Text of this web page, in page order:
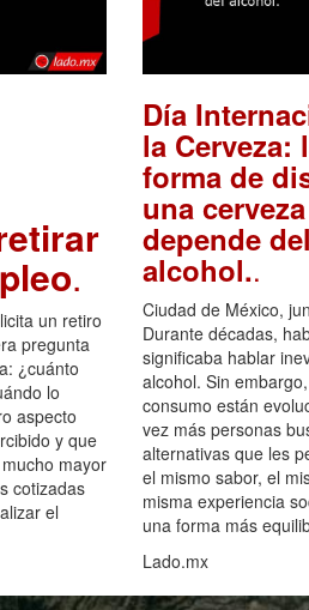
.
un retiro
pregunta
¿cuánto
lo
aspecto
y que
mayor
cotizadas
el
Día
la Cerveza:
forma de
una
depende del
alcohol..
Ciudad de México,
Durante décadas,
significaba hablar
alcohol. Sin
consumo están
vez más personas
alternativas que les
el mismo sabor, el
misma experiencia
una forma más
Lado.mx